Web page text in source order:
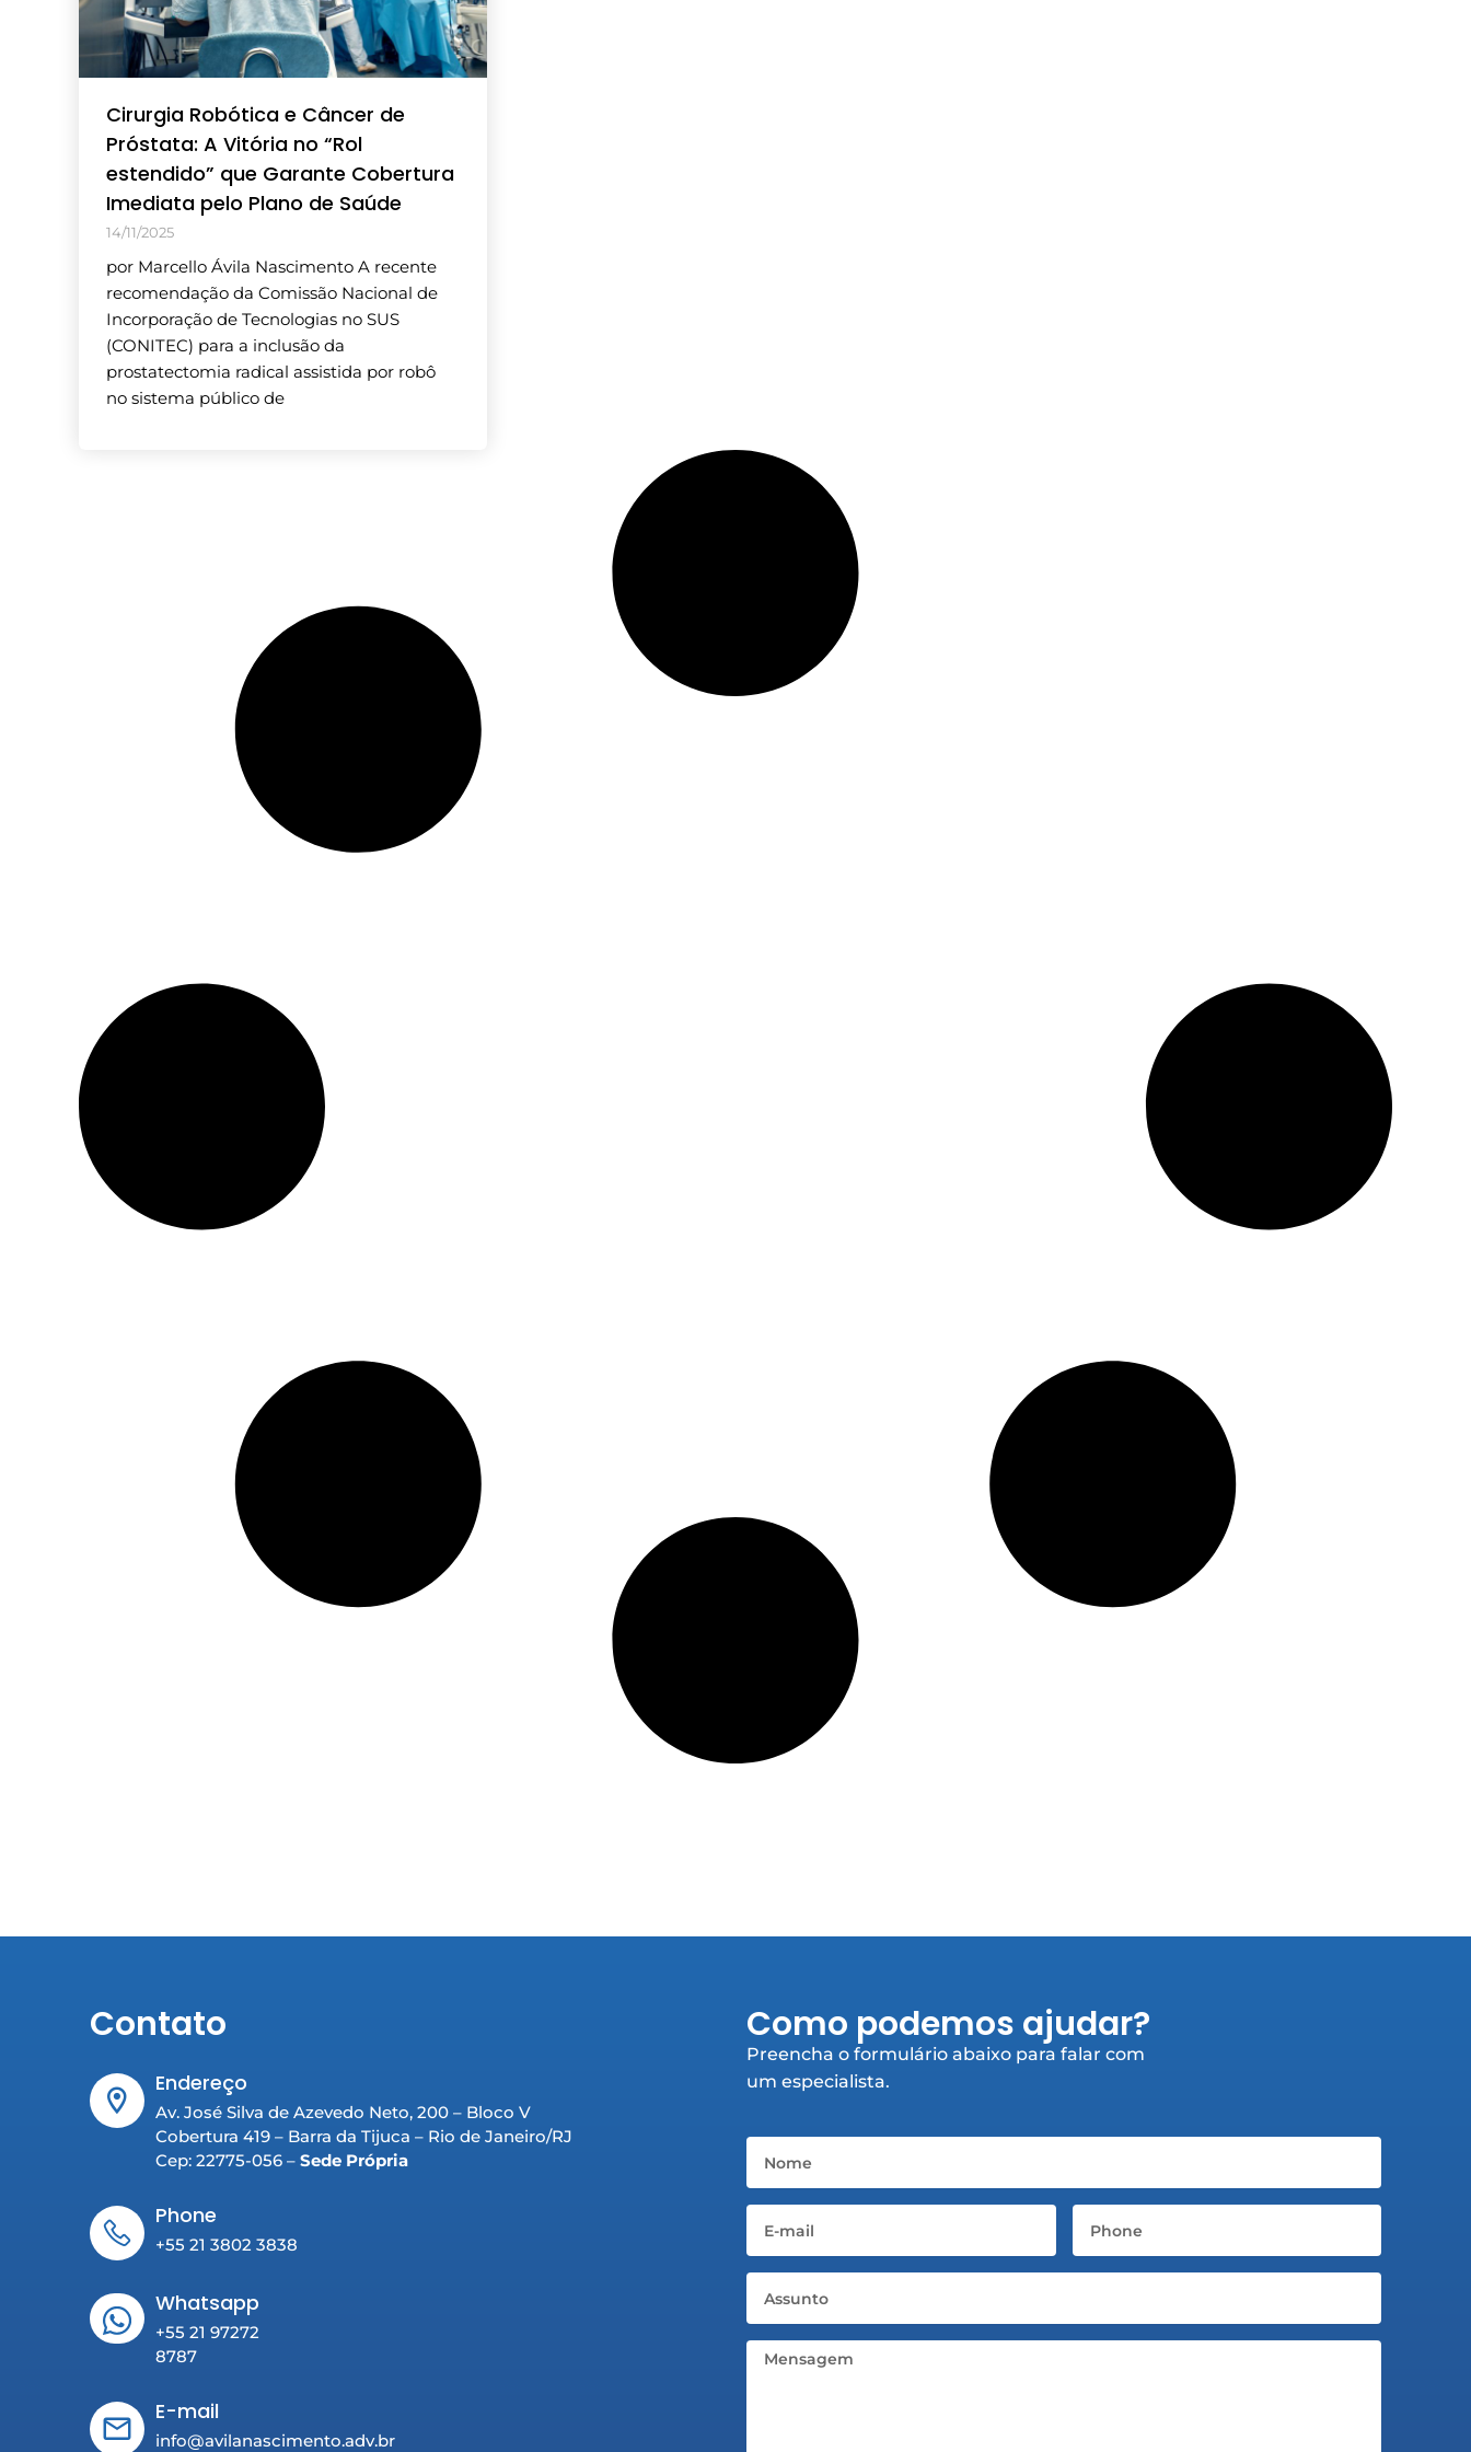
Cirurgia Robótica e Câncer de
Próstata: A Vitória no “Rol
estendido” que Garante Cobertura
Imediata pelo Plano de Saúde
14/11/2025
por Marcello Ávila Nascimento A recente
recomendação da Comissão Nacional de
Incorporação de Tecnologias no SUS
(CONITEC) para a inclusão da
prostatectomia radical assistida por robô
no sistema público de
Contato
Endereço
Av. José Silva de Azevedo Neto, 200 – Bloco V
Cobertura 419 – Barra da Tijuca – Rio de Janeiro/RJ
Cep: 22775-056 – Sede Própria
Phone
+55 21 3802 3838
Whatsapp
+55 21 97272
8787
E-mail
info@avilanascimento.adv.br
Como podemos ajudar?
Preencha o formulário abaixo para falar com
um especialista.
Mensagem